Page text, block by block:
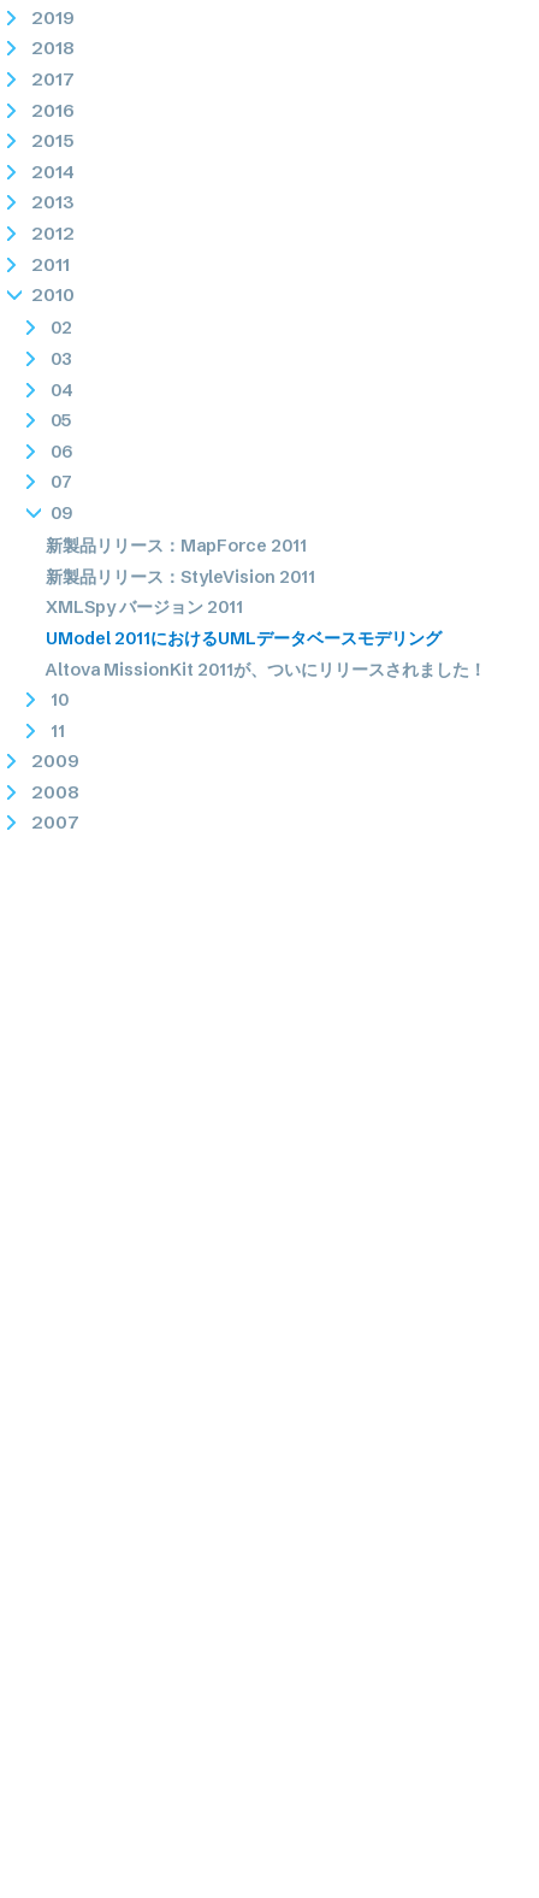
2019
2018
2017
2016
2015
2014
2013
2012
2011
2010
02
03
04
05
06
07
09
新製品リリース：MapForce 2011
新製品リリース：StyleVision 2011
XMLSpy バージョン 2011
UModel 2011におけるUMLデータベースモデリング
Altova MissionKit 2011が、ついにリリースされました！
10
11
2009
2008
2007